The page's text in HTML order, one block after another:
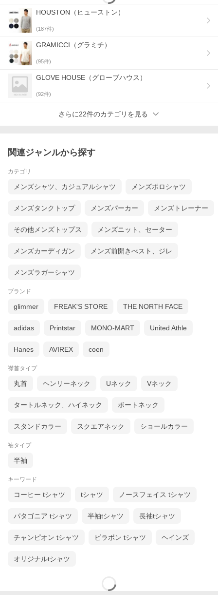
1950年代から米軍放出品を扱っていた旧マキノ商事が立ち上げ
た、日本初のミリタリーウェアブランドで、ジャパンアメカジの
老舗『Houston（ヒューストン）』よりヘヴィーリブ素材 ヘンリ
ーネック長袖Tシャツのご紹介です♪
生地はリブ編みで施こされたテレコ生地を使用！
細やかな凹凸感のある生地は、伸縮性があり着心地抜群です☆
に、こだわりがしっかり詰まった作り！
ンを使用！
頂ける１着です♪
重ね着にも１枚着としても使いやすい、程良く厚手な生地感もイ
イ感じ！
⇒HOUSTON（ヒューストン） 商品一覧はこちら
Ｍ：40/67/46/56
【素材】コットン95% ポリウレタン5%
* モデル体型180cm 56kg（写真はＭサイズ着用）
HOUSTON（ヒューストン）
(187件)
GRAMICCI（グラミチ）
(95件)
GLOVE HOUSE（グローブハウス）
(92件)
さらに22件のカテゴリを見る
関連ジャンルから探す
カテゴリ
メンズシャツ、カジュアルシャツ メンズポロシャツ
メンズタンクトップ メンズパーカー メンズトレーナー
その他メンズトップス メンズニット、セーター
メンズカーディガン メンズ前開きべスト、ジレ
メンズラガーシャツ
ブランド
glimmer FREAK'S STORE THE NORTH FACE
adidas Printstar MONO-MART United Athle
Hanes AVIREX coen
襟首タイプ
丸首 ヘンリーネック Uネック Vネック
タートルネック、ハイネック ボートネック
スタンドカラー スクエアネック ショールカラー
袖タイプ
半袖
キーワード
コーヒー tシャツ tシャツ ノースフェイス tシャツ
パタゴニア tシャツ 半袖tシャツ 長袖tシャツ
チャンピオン tシャツ ビラボン tシャツ ヘインズ
オリジナルtシャツ